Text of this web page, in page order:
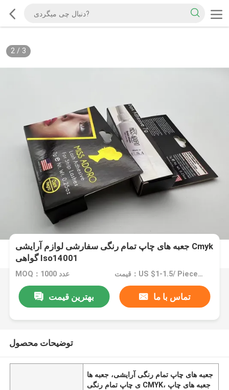
2/ 3
جعبه های چاپ تمام رنگی سفارشی لوازم آرایشی Cmyk
گواهی Iso14001
MOQ：1000 عدد قیمت：US $1-1.5/ Piece / Negotiate
بهترین قیمت تماس با ما
توضیحات محصول
جعبه های چاپ تمام رنگی آرایشی، جعبه ها
ی چاپ تمام رنگی CMYK، جعبه های چاپ